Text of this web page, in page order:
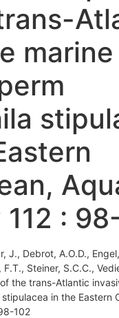
marine
:
J., Debrot, A.O.D.,
Steiner, S.C.C.,
the trans-Atlantic
in the Eastern
102